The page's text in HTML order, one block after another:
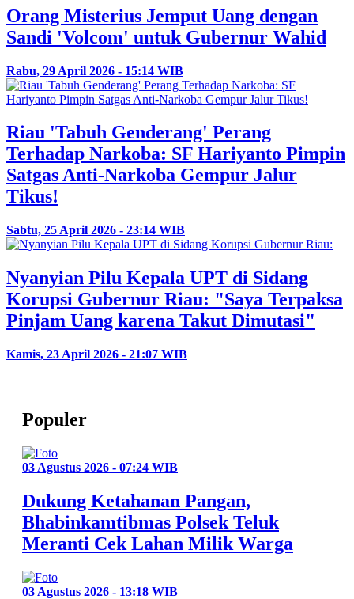
Orang Misterius Jemput Uang dengan
Sandi 'Volcom' untuk Gubernur Wahid
Rabu, 29 April 2026 - 15:14 WIB
Riau 'Tabuh Genderang' Perang
Terhadap Narkoba: SF Hariyanto Pimpin
Satgas Anti-Narkoba Gempur Jalur
Tikus!
Sabtu, 25 April 2026 - 23:14 WIB
Nyanyian Pilu Kepala UPT di Sidang
Korupsi Gubernur Riau: "Saya Terpaksa
Pinjam Uang karena Takut Dimutasi"
Kamis, 23 April 2026 - 21:07 WIB
Populer
03 Agustus 2026 - 07:24 WIB
Dukung Ketahanan Pangan,
Bhabinkamtibmas Polsek Teluk
Meranti Cek Lahan Milik Warga
03 Agustus 2026 - 13:18 WIB